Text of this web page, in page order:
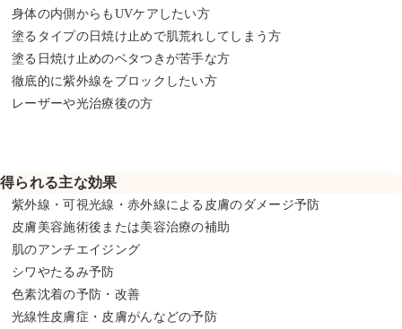
身体の内側からもUVケアしたい方
塗るタイプの日焼け止めで肌荒れしてしまう方
塗る日焼け止めのベタつきが苦手な方
徹底的に紫外線をブロックしたい方
レーザーや光治療後の方
得られる主な効果
紫外線・可視光線・赤外線による皮膚のダメージ予防
皮膚美容施術後または美容治療の補助
肌のアンチエイジング
シワやたるみ予防
色素沈着の予防・改善
光線性皮膚症・皮膚がんなどの予防